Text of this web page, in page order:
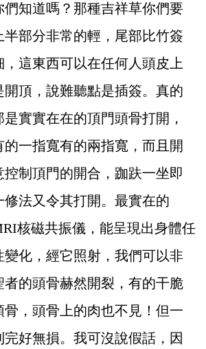
們知道嗎？那種吉祥草你們要
部分非常的輕，尾部比竹簽
這東西可以在任何人頭皮上
頂，說難聽點是插簽。真的
實實在在的頂門頭骨打開，
一指寬有的兩指寬，而且開
制頂門的開合，跏趺一坐即
法又令其打開。最實在的
核磁共振儀，能呈現出身體任
變化，經它照射，我們可以非
者的頭骨赫然開裂，有的干脆
骨，頭骨上的肉也不見！但一
好無損。我可沒說假話，因